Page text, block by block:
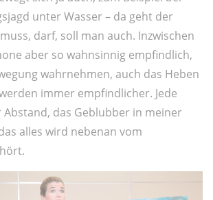
unter Wasser – da geht der
darf, soll man auch. Inzwischen
aber so wahnsinnig empfindlich,
wahrnehmen, auch das Heben
immer empfindlicher. Jede
Abstand, das Geblubber in meiner
alles wird nebenan vom